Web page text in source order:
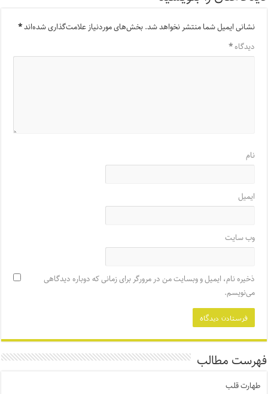
نشانی ایمیل شما منتشر نخواهد شد.بخش‌های موردنیاز علامت‌گذاری شده‌اند*
دیدگاه*
نام
ایمیل
وب‌ سایت
ذخیره نام، ایمیل و وبسایت من در مرورگر برای زمانی که دوباره دیدگاهی
می‌نویسم.
فهرست مطالب
طهارت قلب